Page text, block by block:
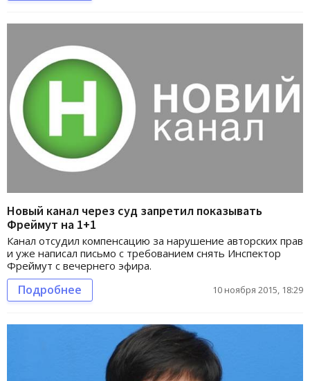
Новый канал через суд запретил показывать
Фреймут на 1+1
Канал отсудил компенсацию за нарушение авторских прав
и уже написал письмо с требованием снять Инспектор
Фреймут с вечернего эфира.
Подробнее 10 ноября 2015, 18:29